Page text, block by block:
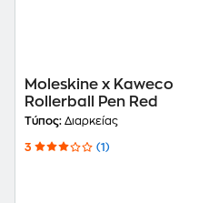
Moleskine x Kaweco
Rollerball Pen Red
Τύπος: Διαρκείας
3 (1)